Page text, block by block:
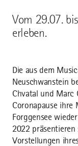
Vom 29.07.
erleben.
Die aus dem
Neuschwanstein
Chvatal und Marc
Coronapause ihre
Forggensee
2022 präsentieren
Vorstellungen